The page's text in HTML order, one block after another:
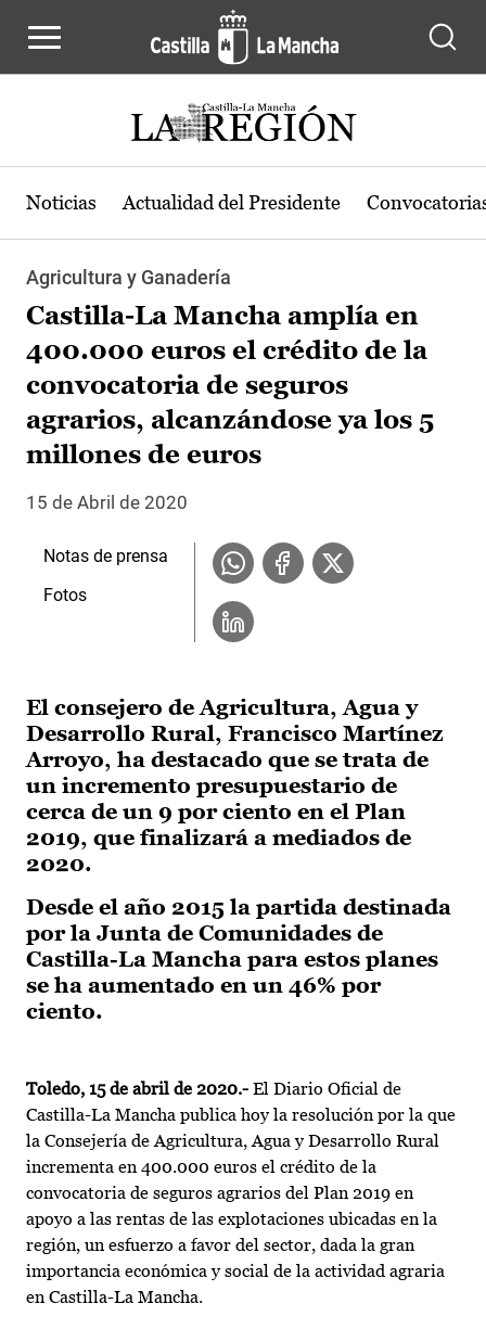
Noticias Actualidad del Presidente
Agricultura y Ganadería
Castilla-La Mancha amplía en
400.000 euros el crédito de la
convocatoria de seguros
agrarios, alcanzándose ya los 5
millones de euros
15 de Abril de 2020
El consejero de Agricultura, Agua y
Desarrollo Rural, Francisco Martínez
Arroyo, ha destacado que se trata de
un incremento presupuestario de
cerca de un 9 por ciento en el Plan
2019, que finalizará a mediados de
2020.
Desde el año 2015 la partida destinada
por la Junta de Comunidades de
Castilla-La Mancha para estos planes
se ha aumentado en un 46% por
ciento.
Toledo, 15 de abril de 2020.- El Diario Oficial de
Castilla-La Mancha publica hoy la resolución por la que
la Consejería de Agricultura, Agua y Desarrollo Rural
incrementa en 400.000 euros el crédito de la
convocatoria de seguros agrarios del Plan 2019 en
apoyo a las rentas de las explotaciones ubicadas en la
región, un esfuerzo a favor del sector, dada la gran
importancia económica y social de la actividad agraria
en Castilla-La Mancha.
Notas de prensa
Fotos